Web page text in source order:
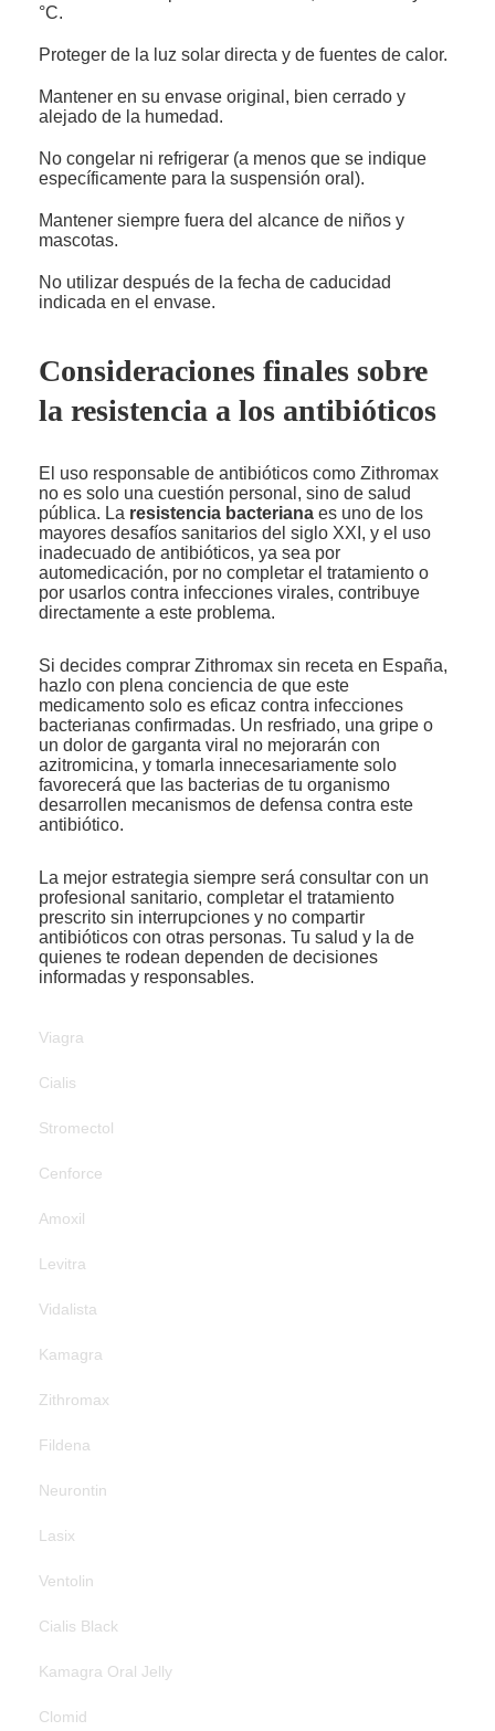
°C.
Proteger de la luz solar directa y de fuentes de calor.
Mantener en su envase original, bien cerrado y
alejado de la humedad.
No congelar ni refrigerar (a menos que se indique
específicamente para la suspensión oral).
Mantener siempre fuera del alcance de niños y
mascotas.
No utilizar después de la fecha de caducidad
indicada en el envase.
Consideraciones finales sobre
la resistencia a los antibióticos
El uso responsable de antibióticos como Zithromax
no es solo una cuestión personal, sino de salud
pública. La resistencia bacteriana es uno de los
mayores desafíos sanitarios del siglo XXI, y el uso
inadecuado de antibióticos, ya sea por
automedicación, por no completar el tratamiento o
por usarlos contra infecciones virales, contribuye
directamente a este problema.
Si decides comprar Zithromax sin receta en España,
hazlo con plena conciencia de que este
medicamento solo es eficaz contra infecciones
bacterianas confirmadas. Un resfriado, una gripe o
un dolor de garganta viral no mejorarán con
azitromicina, y tomarla innecesariamente solo
favorecerá que las bacterias de tu organismo
desarrollen mecanismos de defensa contra este
antibiótico.
La mejor estrategia siempre será consultar con un
profesional sanitario, completar el tratamiento
prescrito sin interrupciones y no compartir
antibióticos con otras personas. Tu salud y la de
quienes te rodean dependen de decisiones
informadas y responsables.
Viagra
Cialis
Stromectol
Cenforce
Amoxil
Levitra
Vidalista
Kamagra
Zithromax
Fildena
Neurontin
Lasix
Ventolin
Cialis Black
Kamagra Oral Jelly
Clomid